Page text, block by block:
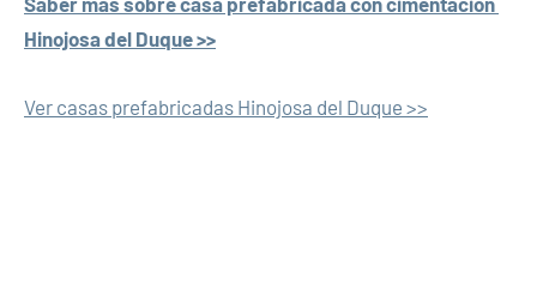
Hinojosa del Duque >>
Ver casas prefabricadas Hinojosa del Duque >>